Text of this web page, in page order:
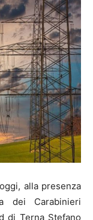
alla presenza
dei Carabinieri
di Terna Stefano